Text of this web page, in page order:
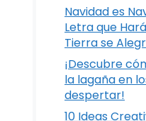
Navidad es
Letra que
Tierra se
¡Descubre
la lagaña en
despertar!
10 Ideas